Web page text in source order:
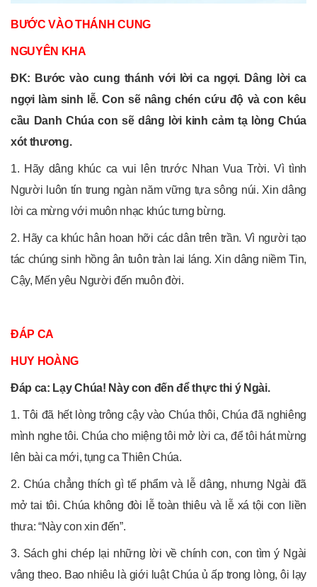
BƯỚC VÀO THÁNH CUNG
NGUYÊN KHA
ĐK: Bước vào cung thánh với lời ca ngợi. Dâng lời ca
ngợi làm sinh lễ. Con sẽ nâng chén cứu độ và con kêu
cầu Danh Chúa con sẽ dâng lời kinh cảm tạ lòng Chúa
xót thương.
1. Hãy dâng khúc ca vui lên trước Nhan Vua Trời. Vì tình
Người luôn tín trung ngàn năm vững tựa sông núi. Xin dâng
lời ca mừng với muôn nhạc khúc tưng bừng.
2. Hãy ca khúc hân hoan hỡi các dân trên trần. Vì người tạo
tác chúng sinh hồng ân tuôn tràn lai láng. Xin dâng niềm Tin,
Cậy, Mến yêu Người đến muôn đời.
ĐÁP CA
HUY HOÀNG
Đáp ca: Lạy Chúa! Này con đến để thực thi ý Ngài.
1. Tôi đã hết lòng trông cậy vào Chúa thôi, Chúa đã nghiêng
mình nghe tôi. Chúa cho miệng tôi mở lời ca, để tôi hát mừng
lên bài ca mới, tụng ca Thiên Chúa.
2. Chúa chẳng thích gì tế phẩm và lễ dâng, nhưng Ngài đã
mở tai tôi. Chúa không đòi lễ toàn thiêu và lễ xá tội con liền
thưa: “Này con xin đến”.
3. Sách ghi chép lại những lời về chính con, con tìm ý Ngài
vâng theo. Bao nhiêu là giới luật Chúa ủ ấp trong lòng, ôi lạy